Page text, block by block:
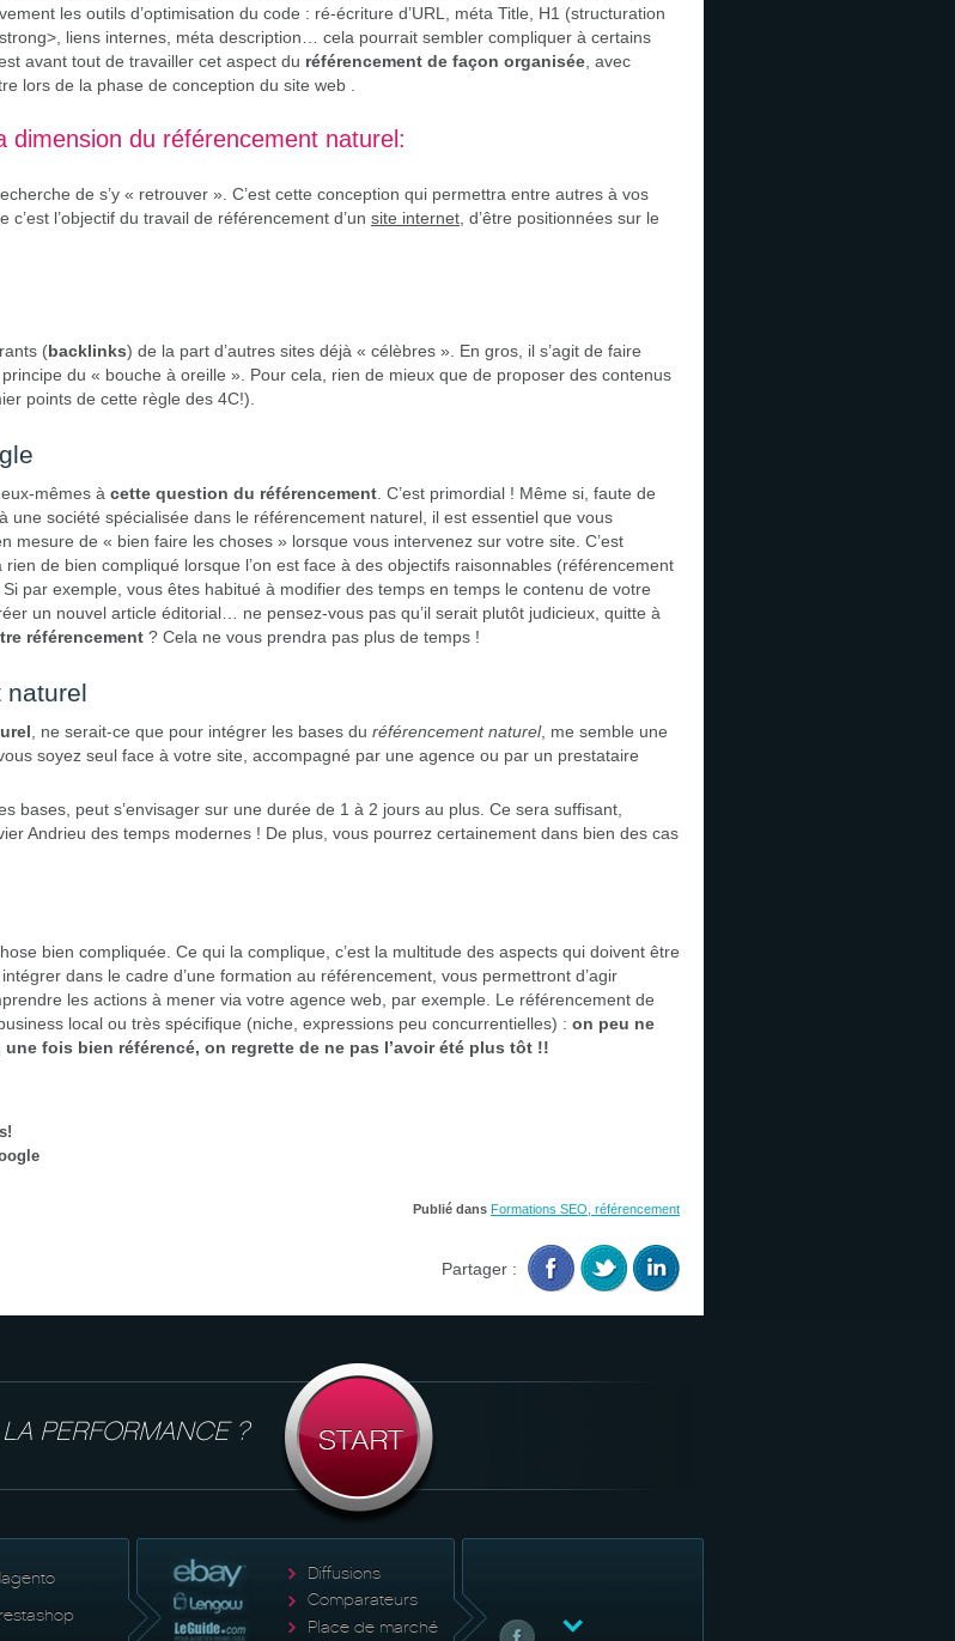
les outils d’optimisation du code : ré-écriture d’URL, méta Title, H1 (structuration
liens internes, méta description… cela pourrait sembler compliquer à certains
avant tout de travailler cet aspect du référencement de façon organisée , avec
lors de la phase de conception du site web .
dimension du référencement naturel:
de s’y « retrouver ». C’est cette conception qui permettra entre autres à vos
l’objectif du travail de référencement d’un site internet , d’être positionnées sur le
(backlinks) de la part d’autres sites déjà « célèbres ». En gros, il s’agit de faire
du « bouche à oreille ». Pour cela, rien de mieux que de proposer des contenus
points de cette règle des 4C!).
mêmes à cette question du référencement . C’est primordial ! Même si, faute de
une société spécialisée dans le référencement naturel, il est essentiel que vous
mesure de « bien faire les choses » lorsque vous intervenez sur votre site. C’est
rien de bien compliqué lorsque l’on est face à des objectifs raisonnables (référencement
par exemple, vous êtes habitué à modifier des temps en temps le contenu de votre
un nouvel article éditorial… ne pensez-vous pas qu’il serait plutôt judicieux, quitte à
référencement ? Cela ne vous prendra pas plus de temps !
naturel
, ne serait-ce que pour intégrer les bases du référencement naturel, me semble une
soyez seul face à votre site, accompagné par une agence ou par un prestataire
bases, peut s’envisager sur une durée de 1 à 2 jours au plus. Ce sera suffisant,
Andrieu des temps modernes ! De plus, vous pourrez certainement dans bien des cas
bien compliquée. Ce qui la complique, c’est la multitude des aspects qui doivent être
dans le cadre d’une formation au référencement, vous permettront d’agir
les actions à mener via votre agence web, par exemple. Le référencement de
local ou très spécifique (niche, expressions peu concurrentielles) : on peu ne
fois bien référencé, on regrette de ne pas l’avoir été plus tôt !!
Publié dans Formations SEO, référencement
Partager :
PERFORMANCE ?
Diffusions
Comparateurs
Place de marché